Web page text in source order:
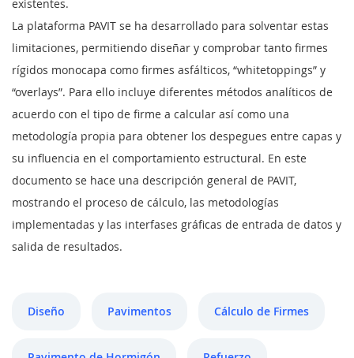
existentes.
La plataforma PAVIT se ha desarrollado para solventar estas
limitaciones, permitiendo diseñar y comprobar tanto firmes
rígidos monocapa como firmes asfálticos, “whitetoppings” y
“overlays”. Para ello incluye diferentes métodos analíticos de
acuerdo con el tipo de firme a calcular así como una
metodología propia para obtener los despegues entre capas y
su influencia en el comportamiento estructural. En este
documento se hace una descripción general de PAVIT,
mostrando el proceso de cálculo, las metodologías
implementadas y las interfases gráficas de entrada de datos y
salida de resultados.
Diseño Pavimentos Cálculo de Firmes